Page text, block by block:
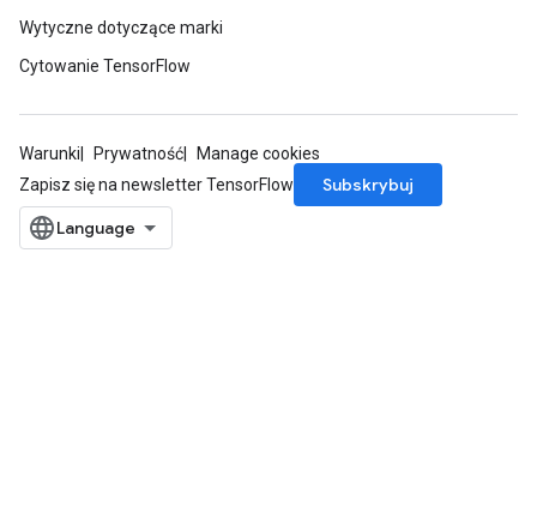
Wytyczne dotyczące marki
Cytowanie TensorFlow
Warunki Prywatność
Manage cookies
Zapisz się na newsletter TensorFlow
Subskrybuj